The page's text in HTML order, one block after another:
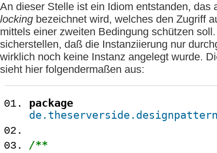
An dieser Stelle ist ein Idiom entstanden, das
locking bezeichnet wird, welches den Zugriff
mittels einer zweiten Bedingung schützen
sicherstellen, daß die Instanziierung nur
wirklich noch keine Instanz angelegt wurde.
sieht hier folgendermaßen aus:
package
/**